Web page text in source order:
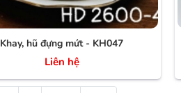
Khay, hũ đựng mứt - KH047
Liên hệ